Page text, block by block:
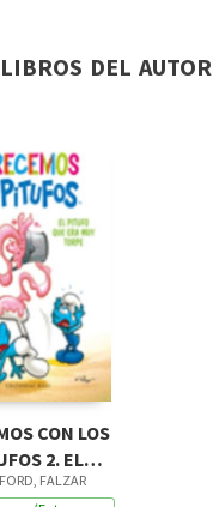
del autor
CON LOS
2. EL
QUE ERA
FALZAR